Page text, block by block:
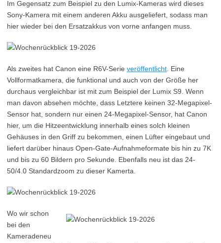
Im Gegensatz zum Beispiel zu den Lumix-Kameras wird dieses
Sony-Kamera mit einem anderen Akku ausgeliefert, sodass man
hier wieder bei den Ersatzakkus von vorne anfangen muss.
Als zweites hat Canon eine R6V-Serie veröffentlicht . Eine
Vollformatkamera, die funktional und auch von der Größe her
durchaus vergleichbar ist mit zum Beispiel der Lumix S9. Wenn
man davon absehen möchte, dass Letztere keinen 32-Megapixel-
Sensor hat, sondern nur einen 24-Megapixel-Sensor, hat Canon
hier, um die Hitzeentwicklung innerhalb eines solch kleinen
Gehäuses in den Griff zu bekommen, einen Lüfter eingebaut und
liefert darüber hinaus Open-Gate-Aufnahmeformate bis hin zu 7K
und bis zu 60 Bildern pro Sekunde. Ebenfalls neu ist das 24-
50/4.0 Standardzoom zu dieser Kamerta.
Wo wir schon
bei den
Kameradeneu